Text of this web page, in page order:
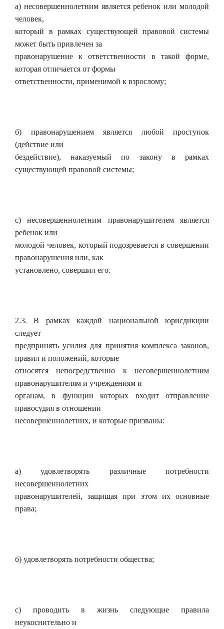
а) несовершеннолетним является ребенок или молодой
человек,
который в рамках существующей правовой системы
может быть привлечен за
правонарушение к ответственности в такой форме,
которая отличается от формы
ответственности, применимой к взрослому;
б) правонарушением является любой проступок
(действие или
бездействие), наказуемый по закону в рамках
существующей правовой системы;
с) несовершеннолетним правонарушителем является
ребенок или
молодой человек, который подозревается в совершении
правонарушения или, как
установлено, совершил его.
2.3. В рамках каждой национальной юрисдикции
следует
предпринять усилия для принятия комплекса законов,
правил и положений, которые
относятся непосредственно к несовершеннолетним
правонарушителям и учреждениям и
органам, в функции которых входит отправление
правосудия в отношении
несовершеннолетних, и которые призваны:
а) удовлетворять различные потребности
несовершеннолетних
правонарушителей, защищая при этом их основные
права;
б) удовлетворять потребности общества;
с) проводить в жизнь следующие правила
неукоснительно и